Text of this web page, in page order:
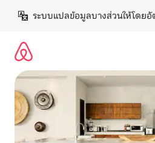
เนื้อหา
ระบบแปลข้อมูลบางส่วนให้โดยอั